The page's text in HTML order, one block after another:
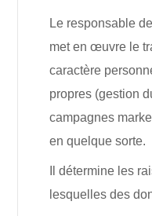
Le responsable
met en œuvre le
caractère
propres (gestion
campagnes
en quelque sorte.
Il détermine les
lesquelles des